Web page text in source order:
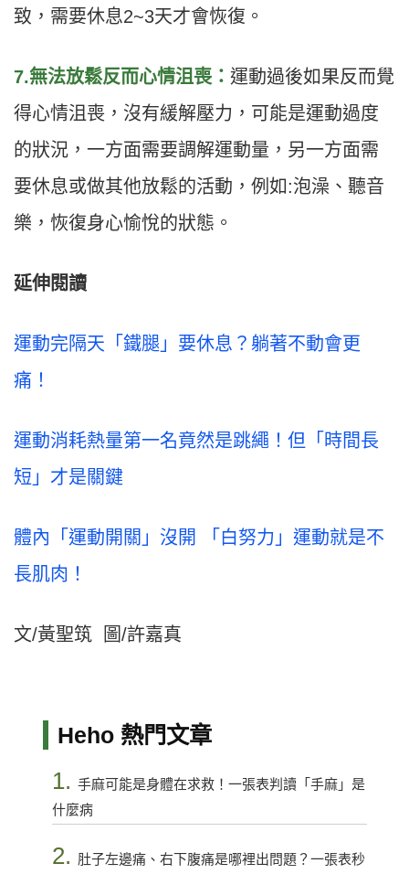
致，需要休息2~3天才會恢復。
7.無法放鬆反而心情沮喪： 運動過後如果反而覺
得心情沮喪，沒有緩解壓力，可能是運動過度
的狀況，一方面需要調解運動量，另一方面需
要休息或做其他放鬆的活動，例如:泡澡、聽音
樂，恢復身心愉悅的狀態。
延伸閱讀
運動完隔天「鐵腿」要休息？躺著不動會更
痛！
運動消耗熱量第一名竟然是跳繩！但「時間長
短」才是關鍵
體內「運動開關」沒開 「白努力」運動就是不
長肌肉！
文/黃聖筑 圖/許嘉真
Heho 熱門文章
1. 手麻可能是身體在求救！一張表判讀「手麻」是
什麼病
2. 肚子左邊痛、右下腹痛是哪裡出問題？一張表秒